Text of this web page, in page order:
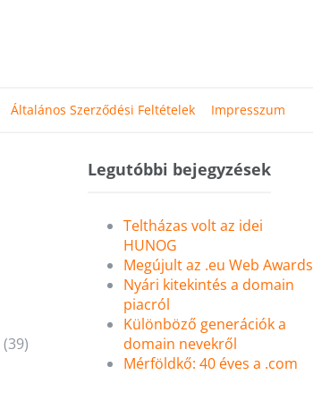
Általános Szerződési Feltételek Impresszum
(39)
Legutóbbi bejegyzések
Teltházas volt az idei
HUNOG
Megújult az .eu Web Awards
Nyári kitekintés a domain
piacról
Különböző generációk a
domain nevekről
Mérföldkő: 40 éves a .com